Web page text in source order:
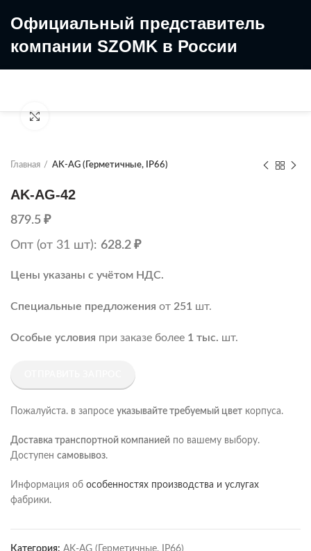
Официальный представитель
компании SZOMK в России
Главная AK-AG (Герметичные, IP66)
AK-AG-42
879.5 ₽
Опт (от 31 шт): 628.2 ₽
Цены указаны с учётом НДС.
Специальные предложения от 251 шт.
Особые условия при заказе более 1 тыс. шт.
Пожалуйста. в запросе указывайте требуемый цвет корпуса.
Доставка транспортной компанией по вашему выбору.
Доступен самовывоз.
Информация об особенностях производства и услугах
фабрики.
Категория: AK-AG (Герметичные, IP66)